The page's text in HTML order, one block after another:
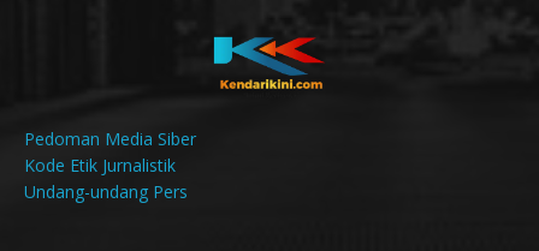
Pedoman Media Siber
Kode Etik Jurnalistik
Undang-undang Pers